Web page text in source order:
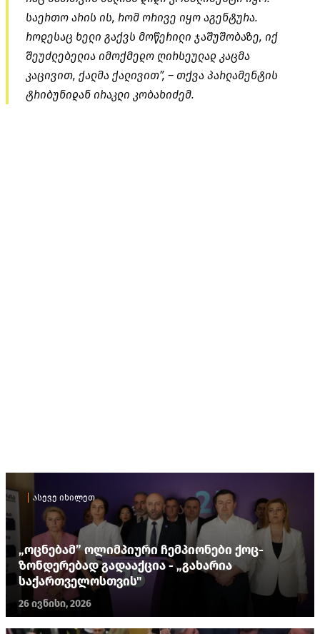
საერთო არის ის, რომ ორივე იყო აგენტურა.
როდესაც ხელი გაქვს მოწერილი ჯაშუშობაზე, იქ
შეუძლებელია იმოქმედო ღირსეულად კაცმა
კაცივით, ქალმა ქალივით”, – თქვა პარლამენტის
ტრიბუნიდან ირაკლი კობახიძემ.
ასევე იხილეთ
„ოცნებამ” ოლიმპიური ჩემპიონები ქოც-
ზონდერებად გადააქცია - „გახარია
საქართველოსთვის"
26 ივნისი, 2026